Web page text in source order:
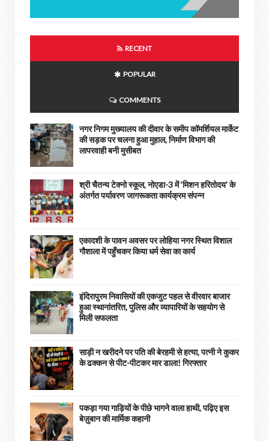
RECENT
POPULAR
COMMENTS
नगर निगम मुख्यालय की दीवार के समीप कॉमर्शियल मार्केट
की सड़क पर चलना हुआ मुहाल, निर्माण विभाग की
लापरवाही बनी मुसीबत
श्री चैतन्य टेक्नो स्कूल, नोएडा-3 में ‘मिशन हरितोदय’ के
अंतर्गत पर्यावरण जागरूकता कार्यक्रम संपन्न
एकादशी के पावन अवसर पर लोहिया नगर स्थित विशाल
गौशाला में पहुँचकर किया धर्म सेवा का कार्य
इंदिरापुरम निवासियों की एकजुट पहल से वीरवार बाजार
हुआ स्थानांतरित, पुलिस और व्यापारियों के सहयोग से
मिली सफलता
साड़ी न खरीदने पर पति की बेरहमी से हत्या, पत्नी ने कुकर
के ढक्कन से पीट-पीटकर मार डाला! गिरफ्तार
पकड़ा गया गाड़ियों के पीछे भागने वाला हाथी, पढ़िए इस
बेज़ुबान की मार्मिक कहानी